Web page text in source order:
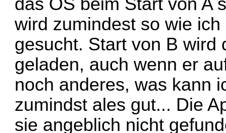
das OS beim Start von A
wird zumindest so wie
gesucht. Start von B wird
geladen, auch wenn er
noch anderes, was kann
zumindst ales gut... Die
sie angeblich nicht